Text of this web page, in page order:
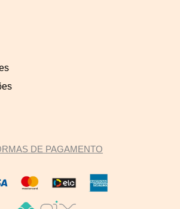
DE PAGAMENTO